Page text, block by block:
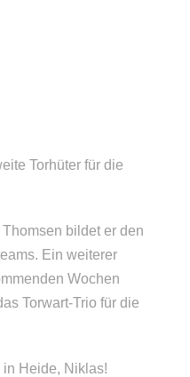
Torhüter für die
bildet er den
Ein weiterer
Wochen
Torwart-Trio für die
Heide, Niklas!